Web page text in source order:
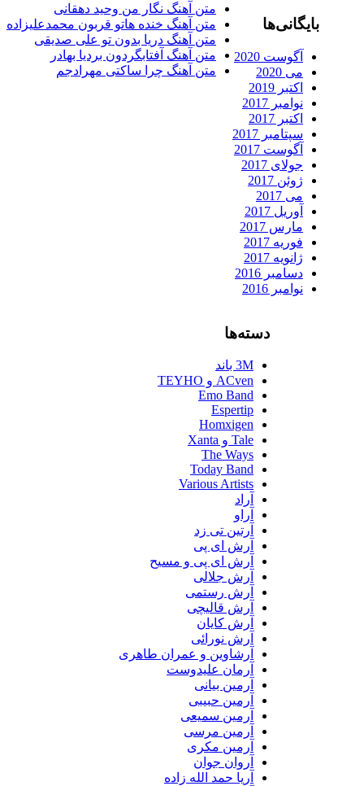
متن آهنگ نگار من وحید دهقانی
متن آهنگ خنده هاتو قربون محمدعلیزاده
متن آهنگ دریا بدون تو علی صدیقی
متن آهنگ آفتابگردون بردیا بهادر
متن آهنگ چرا ساکتی مهرادجم
آگوست 2020
سپتامبر 2017
آگوست 2017
مارس 2017
دسامبر 2016
ACven و TEYHO
Emo Band
Espertip
Homxigen
The Ways
Today Band
Various Artists
آرتین تی زد
آرش ای پی
آرش ای پی و مسیح
آرش جلالی
آرش رستمی
آرش قالیچی
آرش کایان
آرش نورائی
آرشاوین و عمران طاهری
آرمان علیدوست
آرمین بیانی
آرمین حبیبی
آرمین سمیعی
آرمین مرسی
آرمین مکری
آروان جوان
آریا حمد الله زاده